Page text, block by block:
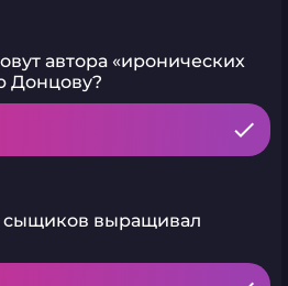
автора «иронических
Донцову?
сыщиков выращивал